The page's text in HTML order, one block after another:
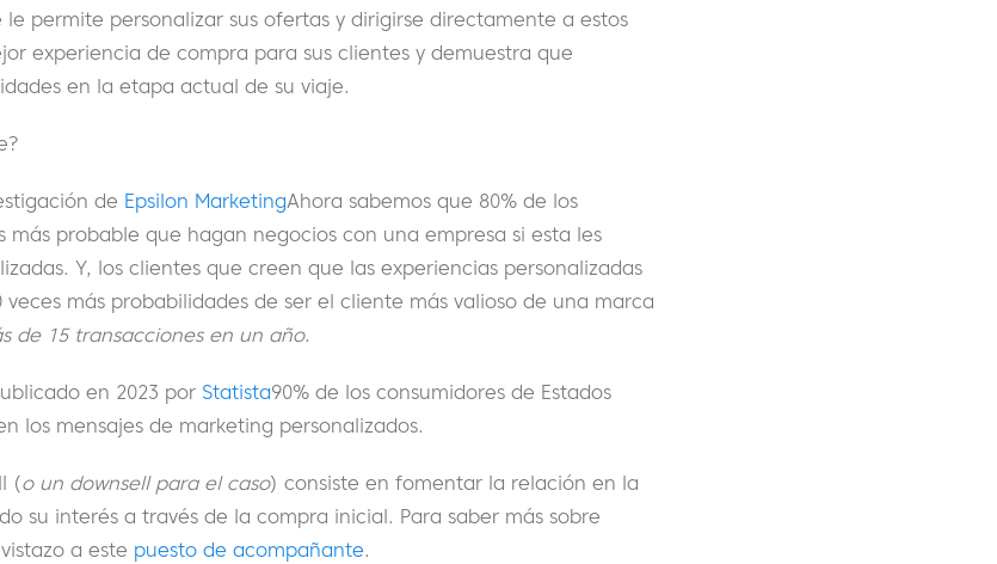
le permite personalizar sus ofertas y dirigirse directamente a estos
experiencia de compra para sus clientes y demuestra que
en la etapa actual de su viaje.
de Epsilon MarketingAhora sabemos que 80% de los
más probable que hagan negocios con una empresa si esta les
Y, los clientes que creen que las experiencias personalizadas
más probabilidades de ser el cliente más valioso de una marca
de 15 transacciones en un año.
en 2023 por Statista90% de los consumidores de Estados
los mensajes de marketing personalizados.
(o un downsell para el caso) consiste en fomentar la relación en la
su interés a través de la compra inicial. Para saber más sobre
a este puesto de acompañante.